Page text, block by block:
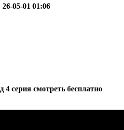
26-05-01 01:06
серия смотреть бесплатно